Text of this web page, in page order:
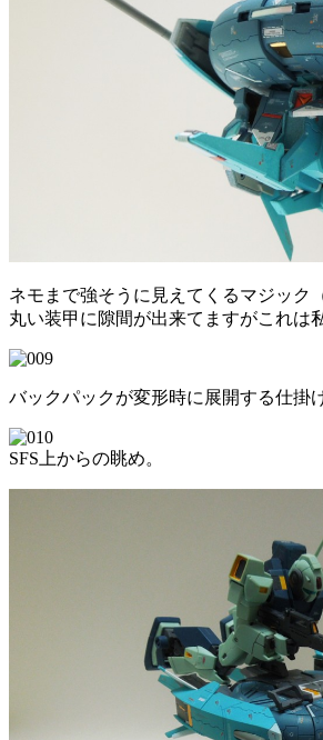
ネモまで強そうに見えてくるマジック
丸い装甲に隙間が出来てますがこれは
バックパックが変形時に展開する仕掛
SFS上からの眺め。